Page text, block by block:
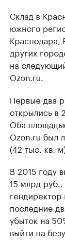
Склад в
южного
Краснодара,
других
на
Ozon.ru.
Первые два
открылись в
Оба
Ozon.ru был
(42 тыс. кв.
В 2015 году
15 млрд руб.,
последние
убыток на
выйти на